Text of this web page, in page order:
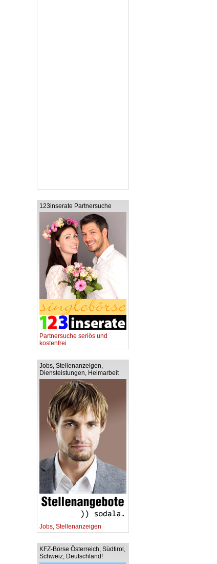
123inserate Partnersuche
Partnersuche seriös und
kostenfrei
Jobs, Stellenanzeigen,
Diensteistungen, Heimarbeit
Jobs, Stellenanzeigen
KFZ-Börse Österreich, Südtirol,
Schweiz, Deutschland!